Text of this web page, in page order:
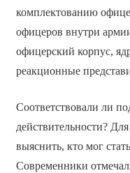
комплектованию
офицеров внутри
офицерский корпус,
реакционные
Соответствовали ли
действительности?
выяснить, кто мог
Современники